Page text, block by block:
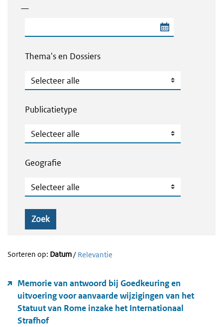
—
Thema's en Dossiers
Thema's en Dossiers
Publicatietype
Publicatietype
Geografie
Geografie
Zoek
Sorteren op: Datum/ Relevantie
Memorie van antwoord bij Goedkeuring en
uitvoering voor aanvaarde wijzigingen van het
Statuut van Rome inzake het Internationaal
Strafhof